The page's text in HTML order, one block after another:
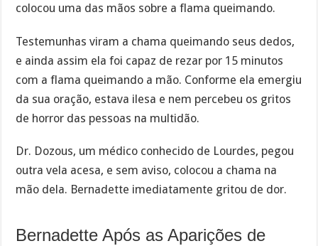
colocou uma das mãos sobre a flama queimando.
Testemunhas viram a chama queimando seus dedos,
e ainda assim ela foi capaz de rezar por 15 minutos
com a flama queimando a mão. Conforme ela emergiu
da sua oração, estava ilesa e nem percebeu os gritos
de horror das pessoas na multidão.
Dr. Dozous, um médico conhecido de Lourdes, pegou
outra vela acesa, e sem aviso, colocou a chama na
mão dela. Bernadette imediatamente gritou de dor.
Bernadette Após as Aparições de